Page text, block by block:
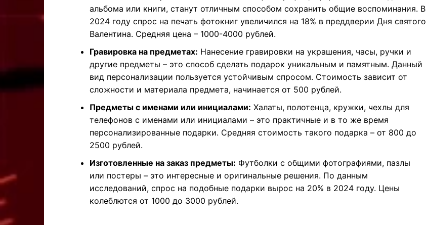
альбома или книги, станут отличным способом сохранить общие воспоминания. В
2024 году спрос на печать фотокниг увеличился на 18% в преддверии Дня святого
Валентина. Средняя цена – 1000-4000 рублей.
Гравировка на предметах: Нанесение гравировки на украшения, часы, ручки и
другие предметы – это способ сделать подарок уникальным и памятным. Данный
вид персонализации пользуется устойчивым спросом. Стоимость зависит от
сложности и материала предмета, начинается от 500 рублей.
Предметы с именами или инициалами: Халаты, полотенца, кружки, чехлы для
телефонов с именами или инициалами – это практичные и в то же время
персонализированные подарки. Средняя стоимость такого подарка – от 800 до
2500 рублей.
Изготовленные на заказ предметы: Футболки с общими фотографиями, пазлы
или постеры – это интересные и оригинальные решения. По данным
исследований, спрос на подобные подарки вырос на 20% в 2024 году. Цены
колеблются от 1000 до 3000 рублей.